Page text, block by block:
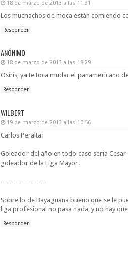
18 de marzo de 2013 a las 11:31
Los muchachos de moca están comiendo
Responder
ANÓNIMO
18 de marzo de 2013 a las 18:29
Osiris, ya te toca mudar el panamericano
Responder
WILBERT
19 de marzo de 2013 a las 10:56
Carlos Peralta:
Goleador del año en todo caso seria
goleador de la Liga Mayor.
------------------
Sobre lo de Bayaguana bueno que se le
liga profesional no pasa nada, y no hay
Responder